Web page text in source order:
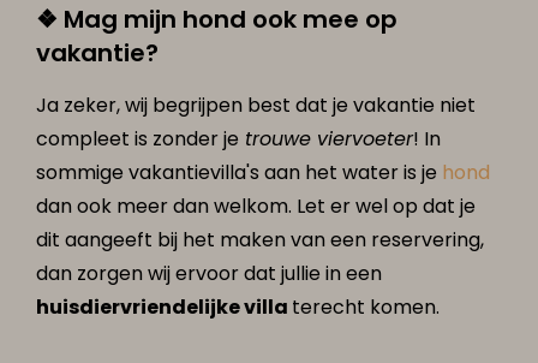
❖ Mag mijn hond ook mee op
vakantie?
Ja zeker, wij begrijpen best dat je vakantie niet
compleet is zonder je trouwe viervoeter! In
sommige vakantievilla's aan het water is je hond
dan ook meer dan welkom. Let er wel op dat je
dit aangeeft bij het maken van een reservering,
dan zorgen wij ervoor dat jullie in een
huisdiervriendelijke villa terecht komen.